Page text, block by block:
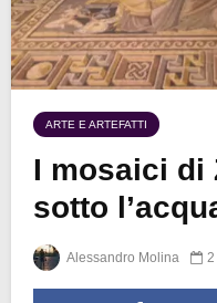
ARTE E ARTEFATTI
I mosaici di
sotto
Alessandro Molina